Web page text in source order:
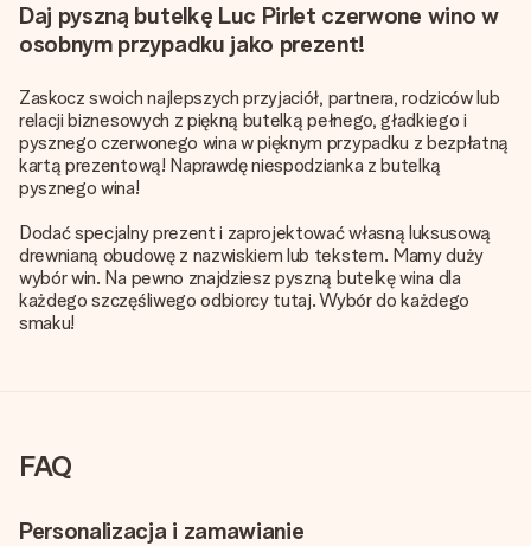
Daj pyszną butelkę Luc Pirlet czerwone wino w
osobnym przypadku jako prezent!
Zaskocz swoich najlepszych przyjaciół, partnera, rodziców lub
relacji biznesowych z piękną butelką pełnego, gładkiego i
pysznego czerwonego wina w pięknym przypadku z bezpłatną
kartą prezentową! Naprawdę niespodzianka z butelką
pysznego wina!
Dodać specjalny prezent i zaprojektować własną luksusową
drewnianą obudowę z nazwiskiem lub tekstem. Mamy duży
wybór win. Na pewno znajdziesz pyszną butelkę wina dla
każdego szczęśliwego odbiorcy tutaj. Wybór do każdego
smaku!
FAQ
Personalizacja i zamawianie